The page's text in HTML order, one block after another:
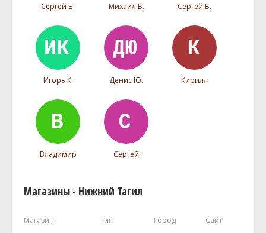
Сергей Б. Михаил Б. Сергей Б.
Игорь К. Денис Ю. Кирилл
Владимир Сергей
Магазины - Нижний Тагил
Магазин Тип Город Сайт